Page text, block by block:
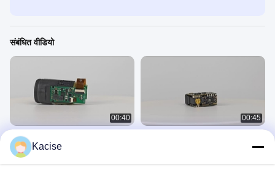
संबंधित वीडियो
00:40
एलएसईएम निर्माण स्थल लेजर रडार रेंजिंग मॉड्यूल
लेजर सेंसर
00:45
Kacise